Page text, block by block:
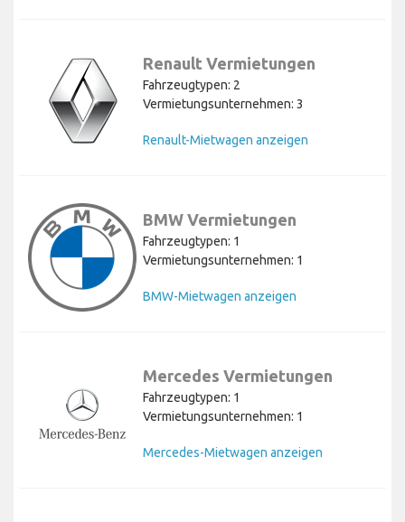
Renault Vermietungen
Fahrzeugtypen: 2
Vermietungsunternehmen: 3
Renault-Mietwagen anzeigen
BMW Vermietungen
Fahrzeugtypen: 1
Vermietungsunternehmen: 1
BMW-Mietwagen anzeigen
Mercedes Vermietungen
Fahrzeugtypen: 1
Vermietungsunternehmen: 1
Mercedes-Mietwagen anzeigen